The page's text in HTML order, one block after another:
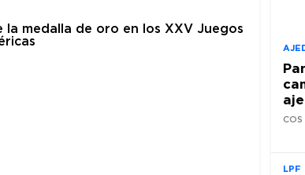
COS
LPF